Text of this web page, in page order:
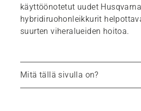
käyttöönotetut uudet
hybridiruohonleikkurit
suurten viheralueiden hoitoa.
Mitä tällä sivulla on?
Helpotusta lentokenttien